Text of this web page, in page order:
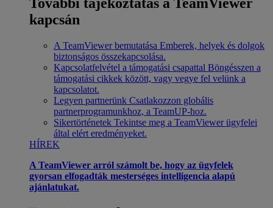
kapcsán
A TeamViewer bemutatása Emberek, helyek és dolgok
biztonságos összekapcsolása.
Kapcsolatfelvétel a támogatási csapattal Böngésszen a
támogatási cikkek között, vagy vegye fel velünk a
kapcsolatot.
Legyen partnerünk Csatlakozzon globális
partnerprogramunkhoz, a TeamUP-hoz.
Sikertörténetek Tekintse meg a TeamViewer ügyfelei
által elért eredményeket.
HÍREK
A TeamViewer arról számolt be, hogy az ügyfelek
gyorsan elfogadták mesterséges intelligencia alapú
ajánlatukat.